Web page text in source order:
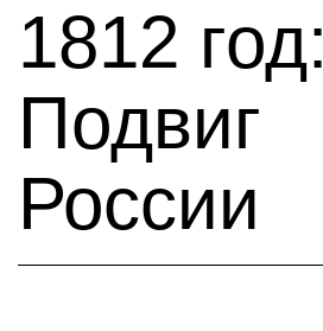
1812 год:
Подвиг
России